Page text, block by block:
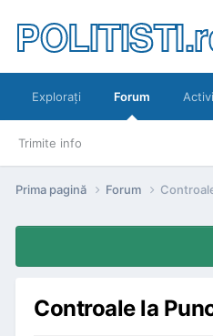
Exploraţi Forum
Trimite info
Prima pagină Forum
Controale la